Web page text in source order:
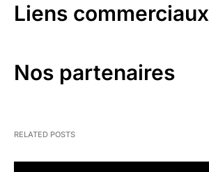
Liens commerciaux
Nos partenaires
RELATED POSTS